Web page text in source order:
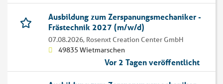
Ausbildung zum Zerspanungsmechaniker -
Frästechnik 2027 (m/w/d)
07.08.2026, Rosenxt Creation Center GmbH
49835 Wietmarschen
Vor 2 Tagen veröffentlicht